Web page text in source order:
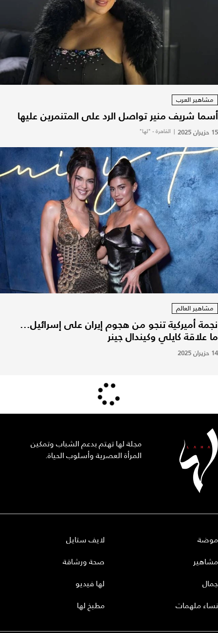
مشاهير العرب
أسما شريف منير تواصل الرد على المتنمرين عليها
15 حزيران 2025 | القاهرة - "لها"
مشاهير العالم
نجمة أميركية تنجو من هجوم إيران على إسرائيل...
ما علاقة كايلي وكيندال جينر
14 حزيران 2025
مجلة لها تهتم بدعم الشباب وتمكين
المرأة العصرية وأسلوب الحياة.
موضة
مشاهير
جمال
نساء ملهمات
لايف ستايل
صحة ورشاقة
لها فيديو
مطبخ لها